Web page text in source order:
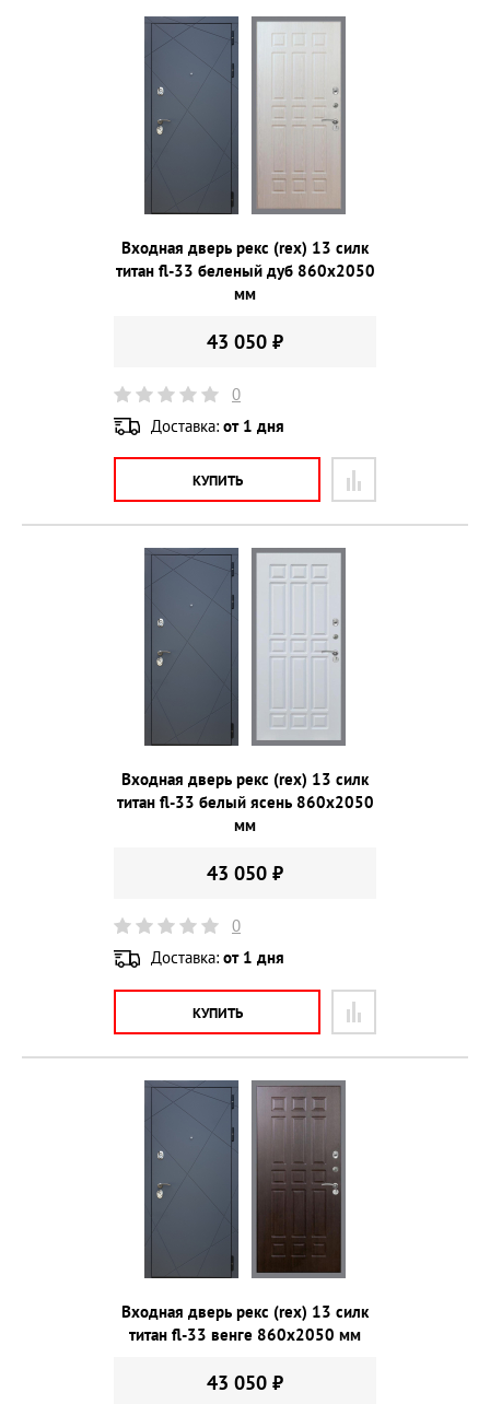
Входная дверь рекс (rex) 13 силк
титан fl-33 беленый дуб 860х2050
мм
43 050 ₽
0
Доставка: от 1 дня
КУПИТЬ
Входная дверь рекс (rex) 13 силк
титан fl-33 белый ясень 860х2050
мм
43 050 ₽
0
Доставка: от 1 дня
КУПИТЬ
Входная дверь рекс (rex) 13 силк
титан fl-33 венге 860х2050 мм
43 050 ₽